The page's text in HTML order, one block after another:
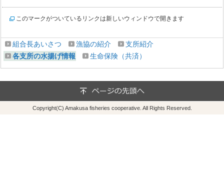
このマークがついているリンクは新しいウィンドウで開きます
組合長あいさつ 漁協の紹介
支所紹介
各支所の水揚げ情報
生命保険（共済）
Copyright(C) Amakusa fisheries cooperative. All Rights Reserved.